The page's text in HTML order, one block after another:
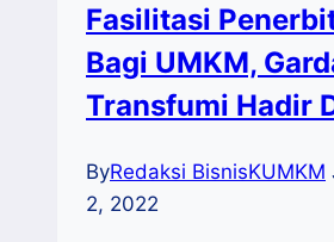
Fasilitasi
Bagi UMKM,
Transfumi Hadir
ByRedaksi BisnisKUMKM
2, 2022